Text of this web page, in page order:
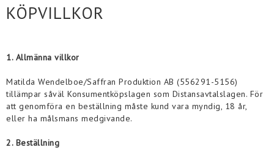
KÖPVILLKOR
1. Allmänna villkor
Matilda Wendelboe/Saffran Produktion AB (556291-5156)
tillämpar såväl Konsumentköpslagen som Distansavtalslagen. För
att genomföra en beställning måste kund vara myndig, 18 år,
eller ha målsmans medgivande.
2. Beställning